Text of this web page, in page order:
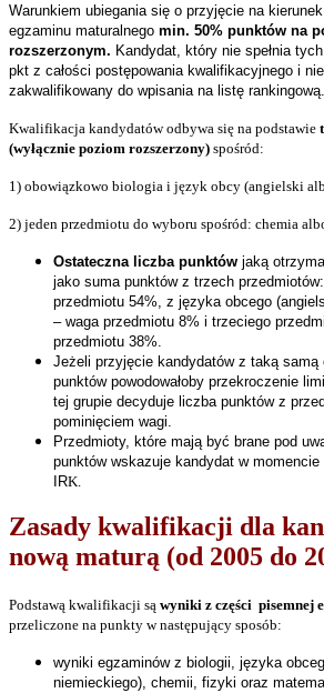
Warunkiem ubiegania się o przyjęcie na
egzaminu maturalnego min. 50% punktów na
rozszerzonym. Kandydat, który nie spełnia
pkt z całości postępowania kwalifikacyjnego i
zakwalifikowany do wpisania na listę rankingową.
Kwalifikacja kandydatów odbywa się na podstawie
(wyłącznie poziom rozszerzony) spośród:
1) obowiązkowo biologia i język obcy (angielski
2) jeden przedmiotu do wyboru spośród: chemia
Ostateczna liczba punktów jaką
jako suma punktów z trzech przedmiotów:
przedmiotu 54%, z języka obcego
– waga przedmiotu 8% i trzeciego
przedmiotu 38%.
Jeżeli przyjęcie kandydatów z taką
punktów powodowałoby przekroczenie
tej grupie decyduje liczba punktów z
pominięciem wagi
Przedmioty, które mają być brane pod
punktów wskazuje kandydat w
IRK.
Zasady kwalifikacji dla
nową maturą (od 2005 do
Podstawą kwalifikacji są wyniki z części pisemnej
przeliczone na punkty w następujący sposób:
wyniki egzaminów z biologii, języka
niemieckiego), chemii, fizyki oraz